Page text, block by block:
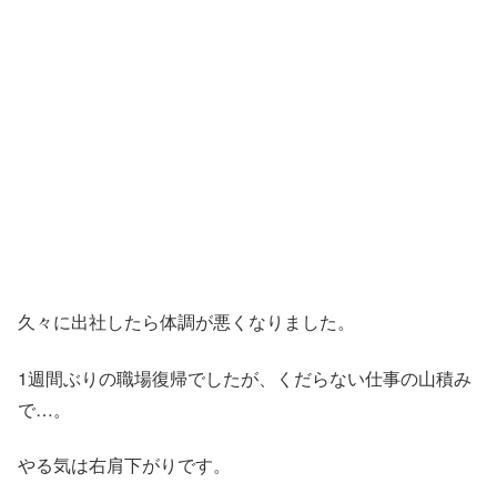
久々に出社したら体調が悪くなりました。
1週間ぶりの職場復帰でしたが、くだらない仕事の山積み
で…。
やる気は右肩下がりです。